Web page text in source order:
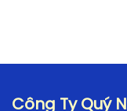
Công Ty Quý